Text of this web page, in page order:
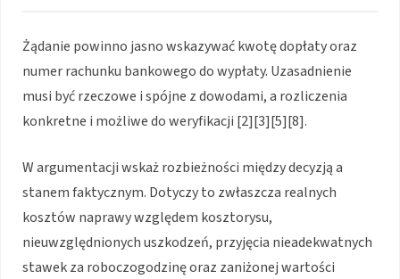
Żądanie powinno jasno wskazywać kwotę dopłaty oraz
numer rachunku bankowego do wypłaty. Uzasadnienie
musi być rzeczowe i spójne z dowodami, a rozliczenia
konkretne i możliwe do weryfikacji [2][3][5][8].
W argumentacji wskaż rozbieżności między decyzją a
stanem faktycznym. Dotyczy to zwłaszcza realnych
kosztów naprawy względem kosztorysu,
nieuwzględnionych uszkodzeń, przyjęcia nieadekwatnych
stawek za roboczogodzinę oraz zaniżonej wartości